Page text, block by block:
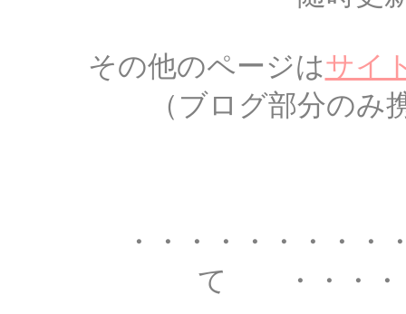
その他のページはサイ
（ブログ部分のみ
・・・・・・・・
て ・・・・